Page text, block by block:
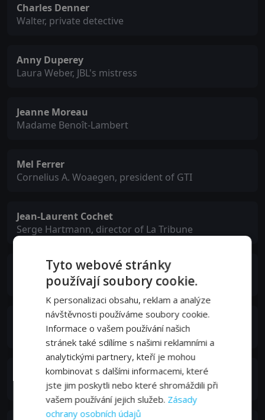
Charles Denner
Walter, private detective
Anny Duperey
Laura Weber, JBL's mistress
Jeanne Moreau
Madame Benoît-Lambert
Mel Ferrer
Cornelius A. Woaegen, president of GTI
Jean-Laurent Cochet
Serge Hartmann, director of La Tribune
Fernand Ledoux
Mr. Guérande
André Falcon
Pierre Bayen, editor-in-chief
Claude Vernier
Dr. Gerhard Kramer
Tyto webové stránky
používají soubory cookie.
K personalizaci obsahu, reklam a analýze
návštěvnosti používáme soubory cookie.
Informace o vašem používání našich
stránek také sdílíme s našimi reklamními a
analytickými partnery, kteří je mohou
kombinovat s dalšími informacemi, které
jste jim poskytli nebo které shromáždili při
vašem používání jejich služeb. Zásady
ochrany osobních údajů